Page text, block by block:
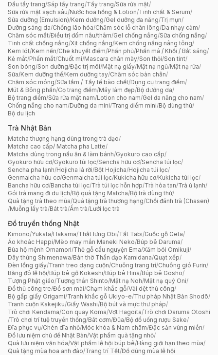
Dầu tẩy trang/Sáp tẩy trang/Tẩy trang/Sữa rửa mặt/
Sữa rửa mặt sạch sâu/Nước hoa hồng & Lotion/Tinh chất & Serum/
Sữa dưỡng (Emulsion)/Kem dưỡng/Gel dưỡng đa năng/Trị mụn/
Dưỡng sáng da/Chống lão hóa/Chăm sóc lỗ chân lông/Da nhạy cảm/
Chăm sóc mắt/Điều trị đốm nâu/thâm/Gel chống nắng/Sữa chống nắng/
Tinh chất chống nắng/Xịt chống nắng/Kem chống nắng nâng tông/
Kem lót/Kem nền/Che khuyết điểm/Phấn phủ/Phấn má / Khối / Bắt sáng/
Kẻ mắt/Phấn mắt/Chuốt mi/Mascara chân mày/Son thỏi/Son tint/
Son bóng/Son dưỡng/Đặc trị môi/Mặt nạ giấy/Mặt nạ ngủ/Mặt nạ rửa/
Sữa/Kem dưỡng thể/Kem dưỡng tay/Chăm sóc bàn chân/
Chăm sóc móng/Sữa tắm / Tẩy tế bào chết/Dụng cụ trang điểm/
Mút & Bông phấn/Cọ trang điểm/Máy làm đẹp/Bộ dưỡng da/
Bộ trang điểm/Sữa rửa mặt nam/Lotion cho nam/Gel đa năng cho nam/
Chống nắng cho nam/Dưỡng da mini/Trang điểm mini/Bộ dùng thử/
Bộ du lịch
Trà Nhật Bản
Matcha thượng hạng dùng trong trà đạo/
Matcha cao cấp/ Matcha pha Latte/
Matcha dùng trong nấu ăn & làm bánh/Gyokuro cao cấp/
Gyokuro hữu cơ/Gyokuro túi lọc/Sencha hữu cơ/Sencha túi lọc/
Sencha pha lạnh/Hojicha lá rời/Bột Hojicha/Hojicha túi lọc/
Genmaicha hữu cơ/Genmaicha túi lọc/Kukicha hữu cơ/Kukicha túi lọc/
Bancha hữu cơ/Bancha túi lọc/Trà túi lọc hỗn hợp/Trà hòa tan/Trà ủ lạnh/
Gói trà mang đi du lịch/Bộ quà tặng Matcha/Bộ trà dùng thử/
Quà tặng trà theo mùa/Quà tặng trà thượng hạng/Chổi đánh trà (Chasen)
/Muỗng lấy trà/Bát trà/Ấm trà/Lưới lọc trà
Đồ truyền thống Nhật
Kimono/Yukata/Hakama/Thắt lưng Obi/Tất Tabi/Guốc gỗ Geta/
Áo khoác Happi/Mèo may mắn Maneki Neko/Búp bê Daruma/
Bùa hộ mệnh Omamori/Thẻ gỗ cầu nguyện Ema/Xăm bói Omikuji/
Dây thừng Shimenawa/Bàn thờ Thần đạo Kamidana/Quạt xếp/
Đèn lồng giấy/Tranh treo dạng cuộn/Chuông trang trí/Chuông gió Furin/
Băng đô lễ hội/Búp bê gỗ Kokeshi/Búp bê Hina/Búp bê Gosho/
Tượng Phật giáo/Tượng thần Shinto/Mặt nạ Noh/Mặt nạ quỷ Oni/
Đồ thủ công tre/Đồ sơn mài/Chạm khắc gỗ/Vải dệt thủ công/
Bộ gấp giấy Origami/Tranh khắc gỗ Ukiyo-e/Thư pháp Nhật Bản Shodō/
Tranh cuộn Kakejiku/Giấy Washi/Bộ bút và mực thư pháp/
Trò chơi Kendama/Con quay Koma/Vợt Hagoita/Trò chơi Daruma Otoshi
/Trò chơi trí tuệ truyền thống/Bát cơm/Đũa/Bộ đồ uống rượu Sake/
Đĩa phục vụ/Chén dĩa nhỏ/Móc khóa & Nam châm/Đặc sản vùng miền/
Đồ lưu niệm chủ đề Nhật Bản/Vật phẩm quà tặng nhỏ/
Quà lưu niệm văn hóa/Vật phẩm lễ hội búp bê/Hàng giới hạn theo mùa/
Quà tặng mùa hoa anh đào/Trang trí Tết/Đồ dùng mùa lễ hội